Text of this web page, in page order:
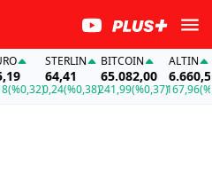
STERLIN
64,41
0,24(%0,38)
BITCOIN
65.082,00
241,99(%0,37)
ALTIN
6.660,55
167,96